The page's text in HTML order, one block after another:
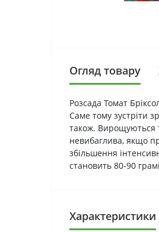
Огляд товару
Розсада Томат
Саме тому зустріти
також. Вирощуються
невибаглива, якщо
збільшення
становить 80-90
Характеристики